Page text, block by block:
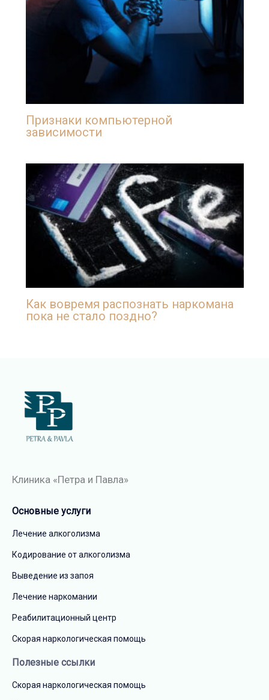
Признаки компьютерной
зависимости
Как вовремя распознать наркомана
пока не стало поздно?
Клиника «Петра и Павла»
Основные услуги
Лечение алкоголизма
Кодирование от алкоголизма
Выведение из запоя
Лечение наркомании
Реабилитационный центр
Скорая наркологическая помощь
Полезные ссылки
Скорая наркологическая помощь